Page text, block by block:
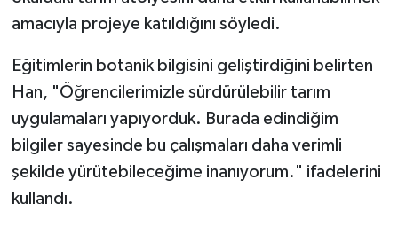
amacıyla projeye katıldığını söyledi.
Eğitimlerin botanik bilgisini geliştirdiğini belirten
Han, "Öğrencilerimizle sürdürülebilir tarım
uygulamaları yapıyorduk. Burada edindiğim
bilgiler sayesinde bu çalışmaları daha verimli
şekilde yürütebileceğime inanıyorum." ifadelerini
kullandı.